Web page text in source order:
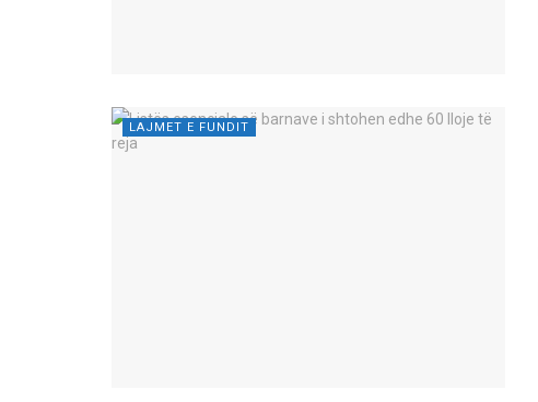
LAJMET E FUNDIT